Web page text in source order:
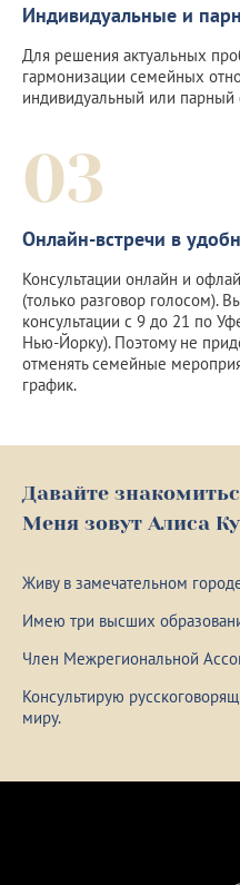
Индивидуальные и
Для решения актуальных
гармонизации семейных
индивидуальный или парный
03
Онлайн-встречи в
Консультации онлайн и
(только разговор голосом).
консультации с 9 до 21 по
Нью-Йорку). Поэтому не
отменять семейные
график.
Давайте
Меня зовут Алиса
Живу в замечательном
Имею три высших
Член Межрегиональной
Консультирую
миру.